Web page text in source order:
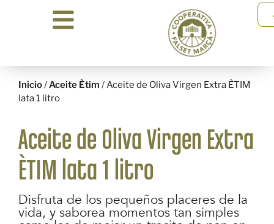
Inicio/Aceite Ètim / Aceite de Oliva Virgen Extra ÈTIM
lata 1 litro
Aceite de Oliva Virgen Extra
ÈTIM lata 1 litro
Disfruta de los pequeños placeres de la
vida, y saborea momentos tan simples